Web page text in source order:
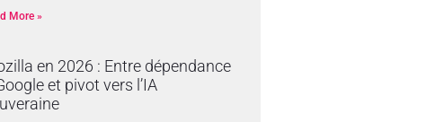
More »
en 2026 : Entre dépendance
et pivot vers l’IA